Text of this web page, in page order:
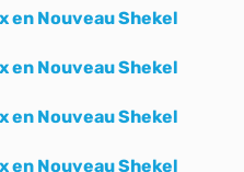
en Nouveau Shekel
en Nouveau Shekel
en Nouveau Shekel
en Nouveau Shekel